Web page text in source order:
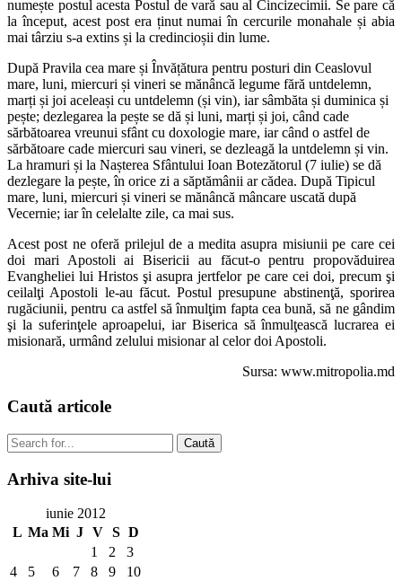
numește postul acesta Postul de vară sau al Cincizecimii. Se pare că
la început, acest post era ținut numai în cercurile monahale și abia
mai târziu s-a extins și la credincioșii din lume.
După Pravila cea mare și Învățătura pentru posturi din Ceaslovul
mare, luni, miercuri și vineri se mănâncă legume fără untdelemn,
marți și joi aceleași cu untdelemn (și vin), iar sâmbăta și duminica și
pește; dezlegarea la pește se dă și luni, marți și joi, când cade
sărbătoarea vreunui sfânt cu doxologie mare, iar când o astfel de
sărbătoare cade miercuri sau vineri, se dezleagă la untdelemn și vin.
La hramuri și la Nașterea Sfântului Ioan Botezătorul (7 iulie) se dă
dezlegare la pește, în orice zi a săptămânii ar cădea. După Tipicul
mare, luni, miercuri și vineri se mănâncă mâncare uscată după
Vecernie; iar în celelalte zile, ca mai sus.
Acest post ne oferă prilejul de a medita asupra misiunii pe care cei
doi mari Apostoli ai Bisericii au făcut-o pentru propovăduirea
Evangheliei lui Hristos şi asupra jertfelor pe care cei doi, precum şi
ceilalţi Apostoli le-au făcut. Postul presupune abstinenţă, sporirea
rugăciunii, pentru ca astfel să înmulţim fapta cea bună, să ne gândim
şi la suferinţele aproapelui, iar Biserica să înmulţească lucrarea ei
misionară, urmând zelului misionar al celor doi Apostoli.
Sursa: www.mitropolia.md
Caută articole
Caută
Arhiva site-lui
iunie 2012
L Ma Mi J V S D
1
2
3
4
5 6 7 8 9
10